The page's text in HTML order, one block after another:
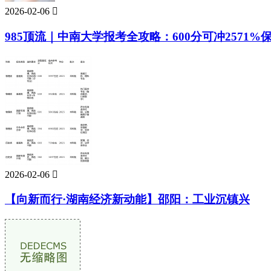
2026-02-06 
985顶流｜中南大学报考全攻略：600分可冲2571%
2026-02-06 
【向新而行·湖南经济新动能】邵阳：工业沉镇兴